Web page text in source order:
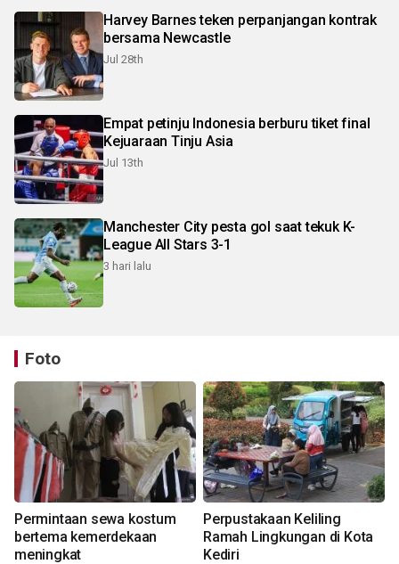
Harvey Barnes teken perpanjangan kontrak
bersama Newcastle
Jul 28th
Empat petinju Indonesia berburu tiket final
Kejuaraan Tinju Asia
Jul 13th
Manchester City pesta gol saat tekuk K-
League All Stars 3-1
3 hari lalu
Foto
Permintaan sewa kostum
bertema kemerdekaan
meningkat
Perpustakaan Keliling
Ramah Lingkungan di Kota
Kediri